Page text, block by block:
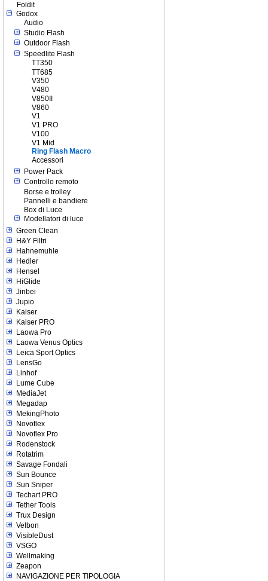
Foldit
Godox
Audio
Studio Flash
Outdoor Flash
Speedlite Flash
TT350
TT685
V350
V480
V850II
V860
V1
V1 PRO
V100
V1 Mid
Ring Flash Macro
Accessori
Power Pack
Controllo remoto
Borse e trolley
Pannelli e bandiere
Box di Luce
Modellatori di luce
Green Clean
H&Y Filtri
Hahnemuhle
Hedler
Hensel
HiGlide
Jinbei
Jupio
Kaiser
Kaiser PRO
Laowa Pro
Laowa Venus Optics
Leica Sport Optics
LensGo
Linhof
Lume Cube
MediaJet
Megadap
MekingPhoto
Novoflex
Novoflex Pro
Rodenstock
Rotatrim
Savage Fondali
Sun Bounce
Sun Sniper
Techart PRO
Tether Tools
Trux Design
Velbon
VisibleDust
VSGO
Wellmaking
Zeapon
NAVIGAZIONE PER TIPOLOGIA